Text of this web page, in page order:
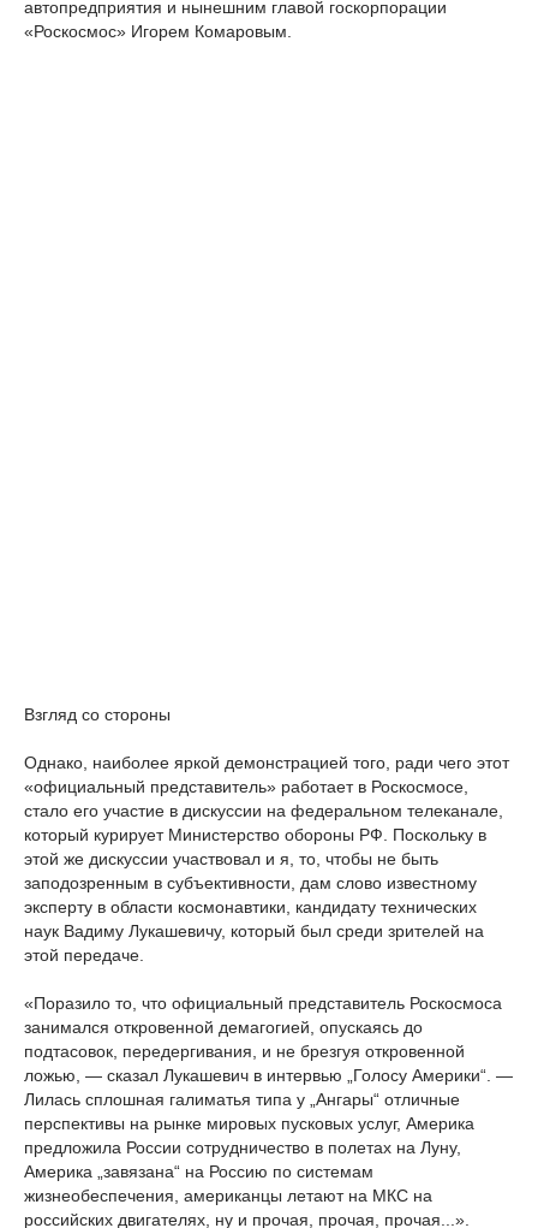
автопредприятия и нынешним главой госкорпорации
«Роскосмос» Игорем Комаровым.
Взгляд со стороны
Однако, наиболее яркой демонстрацией того, ради чего этот
«официальный представитель» работает в Роскосмосе,
стало его участие в дискуссии на федеральном телеканале,
который курирует Министерство обороны РФ. Поскольку в
этой же дискуссии участвовал и я, то, чтобы не быть
заподозренным в субъективности, дам слово известному
эксперту в области космонавтики, кандидату технических
наук Вадиму Лукашевичу, который был среди зрителей на
этой передаче.
«Поразило то, что официальный представитель Роскосмоса
занимался откровенной демагогией, опускаясь до
подтасовок, передергивания, и не брезгуя откровенной
ложью, — сказал Лукашевич в интервью „Голосу Америки“. —
Лилась сплошная галиматья типа у „Ангары“ отличные
перспективы на рынке мировых пусковых услуг, Америка
предложила России сотрудничество в полетах на Луну,
Америка „завязана“ на Россию по системам
жизнеобеспечения, американцы летают на МКС на
российских двигателях, ну и прочая, прочая, прочая...».